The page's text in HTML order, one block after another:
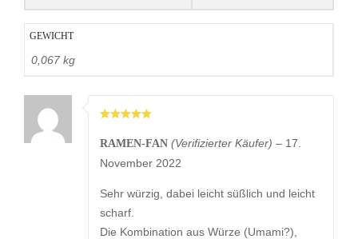
GEWICHT
0,067 kg
RAMEN-FAN (Verifizierter Käufer) – 17.
November 2022
Sehr würzig, dabei leicht süßlich und leicht
scharf.
Die Kombination aus Würze (Umami?),